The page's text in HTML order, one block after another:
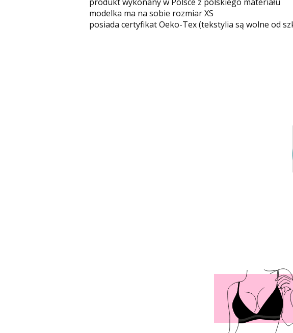
modelka ma na sobie rozmiar XS
posiada certyfikat Oeko-Tex (tekstylia są wolne od